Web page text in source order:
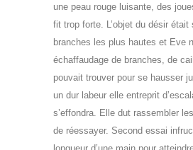
une peau rouge luisante, des
fit trop forte. L’objet du désir
branches les plus hautes et Eve
échaffaudage de branches, de
pouvait trouver pour se hausser
un dur labeur elle entreprit
s’effondra. Elle dut rassembler
de réessayer. Second essai